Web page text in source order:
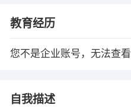
教育经历
您不是企业账号，无法查看
自我描述